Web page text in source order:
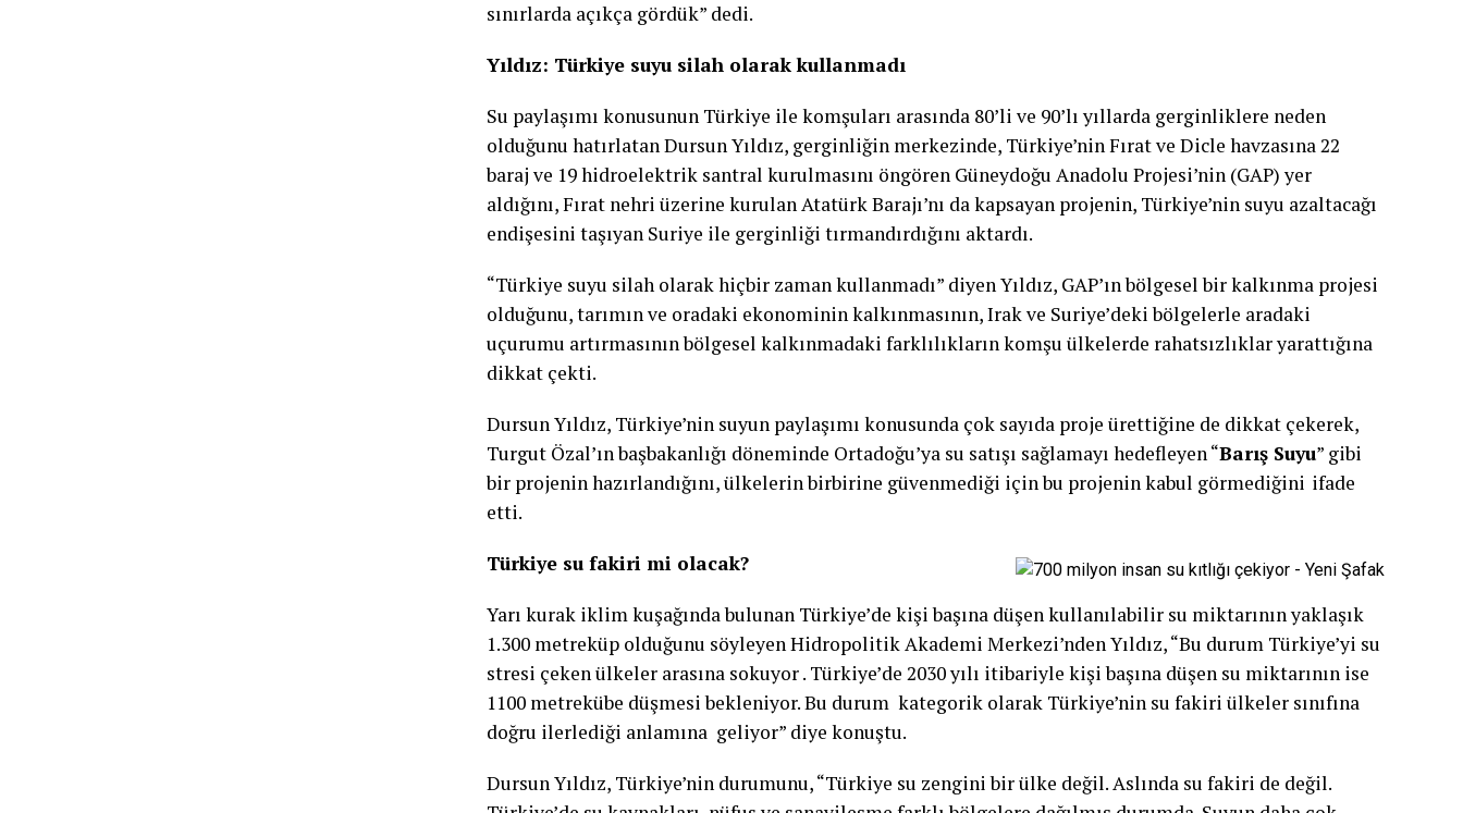
sınırlarda açıkça gördük” dedi.
Yıldız: Türkiye suyu silah olarak kullanmadı
Su paylaşımı konusunun Türkiye ile komşuları arasında 80’li ve 90’lı yıllarda gerginliklere neden
olduğunu hatırlatan Dursun Yıldız, gerginliğin merkezinde, Türkiye’nin Fırat ve Dicle havzasına 22
baraj ve 19 hidroelektrik santral kurulmasını öngören Güneydoğu Anadolu Projesi’nin (GAP) yer
aldığını, Fırat nehri üzerine kurulan Atatürk Barajı’nı da kapsayan projenin, Türkiye’nin suyu azaltacağı
endişesini taşıyan Suriye ile gerginliği tırmandırdığını aktardı.
“Türkiye suyu silah olarak hiçbir zaman kullanmadı” diyen Yıldız, GAP’ın bölgesel bir kalkınma projesi
olduğunu, tarımın ve oradaki ekonominin kalkınmasının, Irak ve Suriye’deki bölgelerle aradaki
uçurumu artırmasının bölgesel kalkınmadaki farklılıkların komşu ülkelerde rahatsızlıklar yarattığına
dikkat çekti.
Dursun Yıldız, Türkiye’nin suyun paylaşımı konusunda çok sayıda proje ürettiğine de dikkat çekerek,
Turgut Özal’ın başbakanlığı döneminde Ortadoğu’ya su satışı sağlamayı hedefleyen “Barış Suyu” gibi
bir projenin hazırlandığını, ülkelerin birbirine güvenmediği için bu projenin kabul görmediğini ifade
etti.
Türkiye su fakiri mi olacak?
Yarı kurak iklim kuşağında bulunan Türkiye’de kişi başına düşen kullanılabilir su miktarının yaklaşık
1.300 metreküp olduğunu söyleyen Hidropolitik Akademi Merkezi’nden Yıldız, “Bu durum Türkiye’yi su
stresi çeken ülkeler arasına sokuyor . Türkiye’de 2030 yılı itibariyle kişi başına düşen su miktarının ise
1100 metrekübe düşmesi bekleniyor. Bu durum kategorik olarak Türkiye’nin su fakiri ülkeler sınıfına
doğru ilerlediği anlamına geliyor” diye konuştu.
Dursun Yıldız, Türkiye’nin durumunu, “Türkiye su zengini bir ülke değil. Aslında su fakiri de değil.